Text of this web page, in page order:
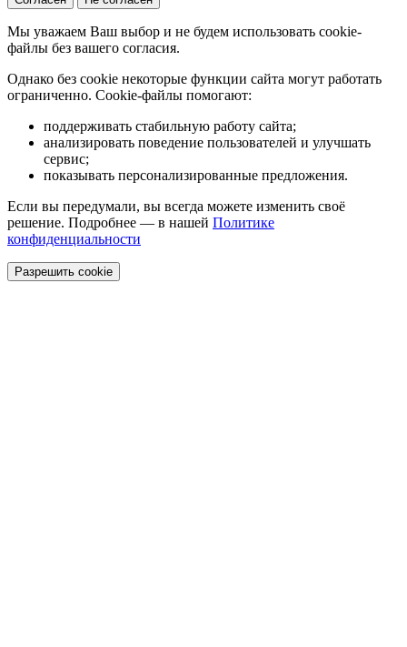
Мы уважаем Ваш выбор и не будем использовать cookie-
файлы без вашего согласия.
Однако без cookie некоторые функции сайта могут работать
ограниченно. Cookie-файлы помогают:
поддерживать стабильную работу сайта;
анализировать поведение пользователей и улучшать
сервис;
показывать персонализированные предложения.
Если вы передумали, вы всегда можете изменить своё
решение. Подробнее — в нашей Политике
конфиденциальности
Разрешить cookie